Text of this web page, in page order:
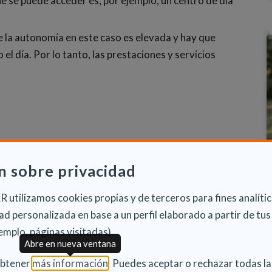
sobre privacidad
utilizamos cookies propias y de terceros para fines
personalizada en base a un perfil elaborado a partir de
páginas visitadas).
más información (Abre en nueva ventana)
. Puedes aceptar o rechazar todas
Abre en nueva ventana
la autonomía en este caso es elevada y hay que
día. Por lo tanto, las prestaciones y servicios
muchas dudas y, también, hay situaciones en
pedirla, ya que la persona con discapacidad no
dar.
del solicitante. Si este no puede realizar el